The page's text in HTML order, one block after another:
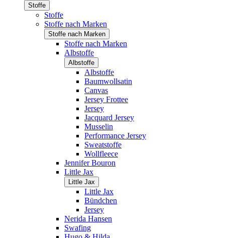
Stoffe
Stoffe
Stoffe nach Marken
Stoffe nach Marken
Stoffe nach Marken
Albstoffe
Albstoffe
Albstoffe
Baumwollsatin
Canvas
Jersey Frottee
Jersey
Jacquard Jersey
Musselin
Performance Jersey
Sweatstoffe
Wollfleece
Jennifer Bouron
Little Jax
Little Jax
Little Jax
Bündchen
Jersey
Nerida Hansen
Swafing